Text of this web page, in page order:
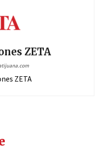
ZETA
ZETA